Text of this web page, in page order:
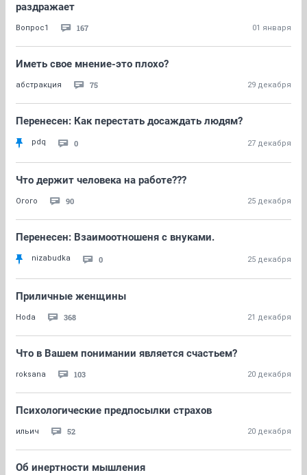
раздражает
Вопрос1 167 01 января
Иметь свое мнение-это плохо?
абстракция 75 29 декабря
Перенесен: Как перестать досаждать людям?
pdq 0 27 декабря
Что держит человека на работе???
Огого 90 25 декабря
Перенесен: Взаимоотношеня с внуками.
nizabudka 0 25 декабря
Приличные женщины
Hoda 368 21 декабря
Что в Вашем понимании является счастьем?
roksana 103 20 декабря
Психологические предпосылки страхов
ильич 52 20 декабря
Об инертности мышления